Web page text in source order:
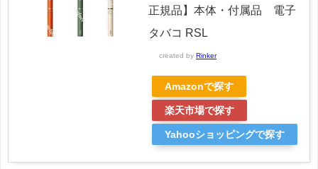
正規品】本体・付属品 電子
タバコ RSL
created by Rinker
Amazonで探す
楽天市場で探す
Yahooショッピングで探す